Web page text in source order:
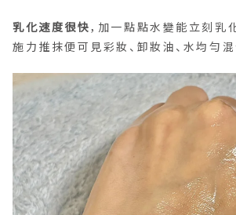
乳化速度很快，加一點點水變能立刻乳
施力推抹便可見彩妝、卸妝油、水均勻混